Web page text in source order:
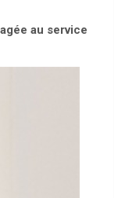
au service